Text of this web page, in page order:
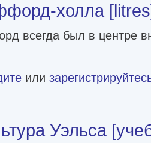
холла
всегда был в центре
Оффорд-холла [litres]
или
Уэльса